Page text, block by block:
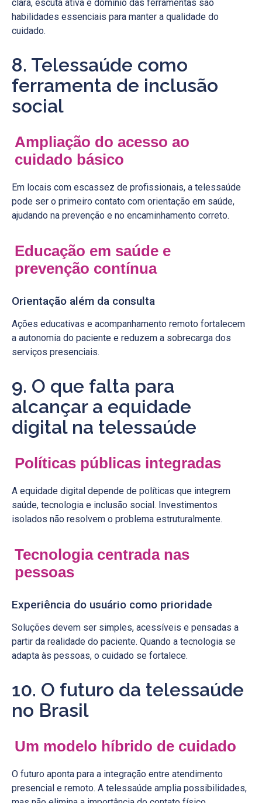
clara, escuta ativa e domínio das ferramentas são
habilidades essenciais para manter a qualidade do
cuidado.
8. Telessaúde como
ferramenta de inclusão
social
Ampliação do acesso ao
cuidado básico
Em locais com escassez de profissionais, a telessaúde
pode ser o primeiro contato com orientação em saúde,
ajudando na prevenção e no encaminhamento correto.
Educação em saúde e
prevenção contínua
Orientação além da consulta
Ações educativas e acompanhamento remoto fortalecem
a autonomia do paciente e reduzem a sobrecarga dos
serviços presenciais.
9. O que falta para
alcançar a equidade
digital na telessaúde
Políticas públicas integradas
A equidade digital depende de políticas que integrem
saúde, tecnologia e inclusão social. Investimentos
isolados não resolvem o problema estruturalmente.
Tecnologia centrada nas
pessoas
Experiência do usuário como prioridade
Soluções devem ser simples, acessíveis e pensadas a
partir da realidade do paciente. Quando a tecnologia se
adapta às pessoas, o cuidado se fortalece.
10. O futuro da telessaúde
no Brasil
Um modelo híbrido de cuidado
O futuro aponta para a integração entre atendimento
presencial e remoto. A telessaúde amplia possibilidades,